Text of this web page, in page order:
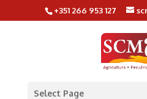
+351 266 953 127
Select Page